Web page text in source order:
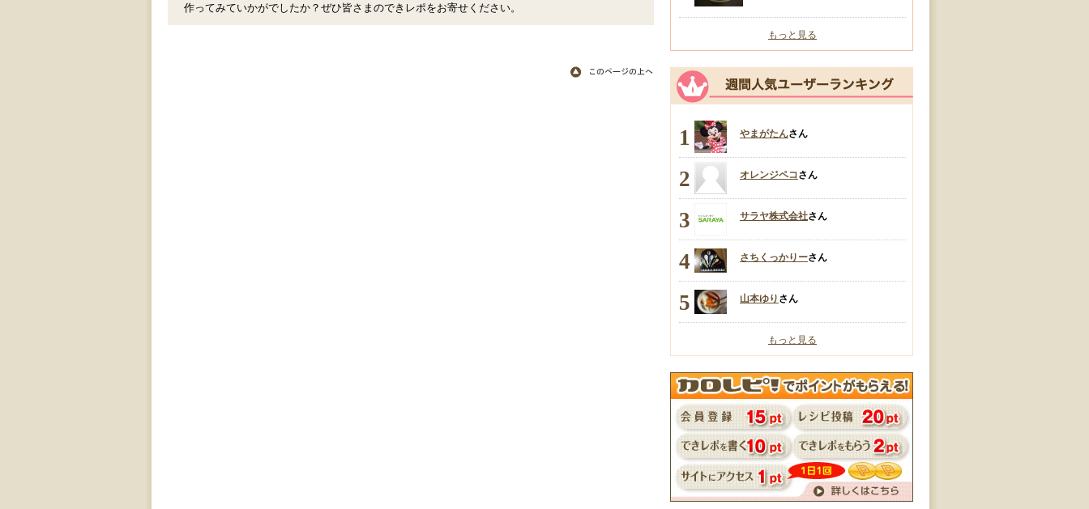
作ってみていかがでしたか？ぜひ皆さまのできレポをお寄せください。
もっと見る
1 やまがたんさん
2 オレンジペコさん
3 サラヤ株式会社さん
4 さちくっかりーさん
5 山本ゆり さん
もっと見る